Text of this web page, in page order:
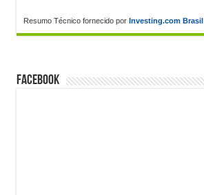
Resumo Técnico fornecido porInvesting.com Brasil
FACEBOOK